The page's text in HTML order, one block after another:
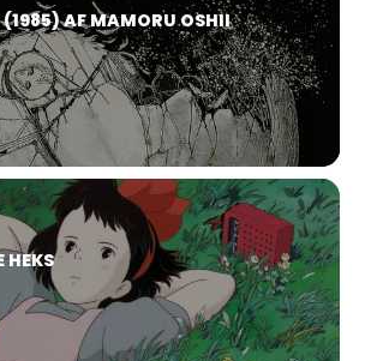
(1985) AF MAMORU OSHII
HEKS